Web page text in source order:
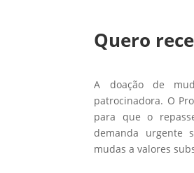
Quero
A doação de
patrocinadora. O
para que o
demanda urgente
mudas a valores